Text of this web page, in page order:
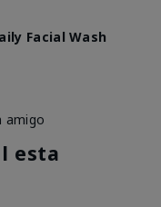
Facial Wash
amigo
esta